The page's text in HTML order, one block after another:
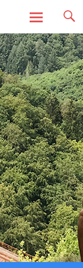
Zum
Inhalt
springen